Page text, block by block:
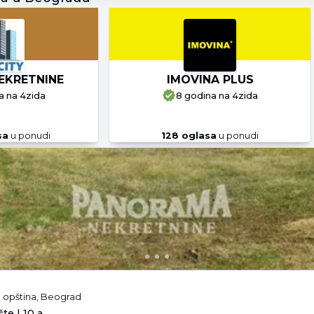
na 4zida
u ponudi
IMOVINA PLUS
8 godina na 4zida
128 oglasa u ponudi
opština, Beograd